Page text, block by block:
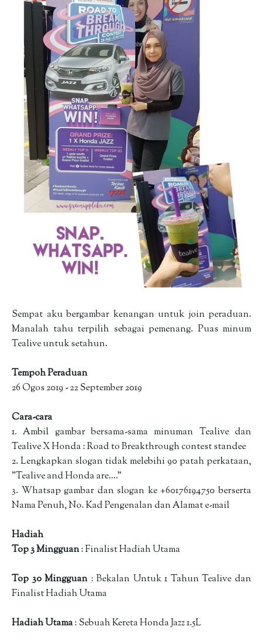
Sempat aku bergambar kenangan untuk join peraduan.
Manalah tahu terpilih sebagai pemenang. Puas minum
Tealive untuk setahun.
Tempoh Peraduan
26 Ogos 2019 - 22 September 2019
Cara-cara
1. Ambil gambar bersama-sama minuman Tealive dan
Tealive X Honda : Road to Breakthrough contest standee
2. Lengkapkan slogan tidak melebihi 90 patah perkataan,
"Tealive and Honda are...."
3. Whatsap gambar dan slogan ke +60176194750 berserta
Nama Penuh, No. Kad Pengenalan dan Alamat e-mail
Hadiah
Top 3 Mingguan: Finalist Hadiah Utama
Top 30 Mingguan : Bekalan Untuk 1 Tahun Tealive dan
Finalist Hadiah Utama
Hadiah Utama: Sebuah Kereta Honda Jazz 1.5L